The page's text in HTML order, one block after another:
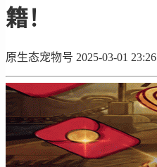
籍！
原生态宠物号 2025-03-01 23:26